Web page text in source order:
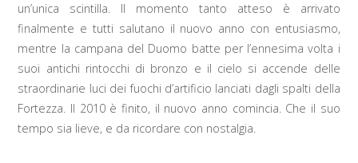
un’unica scintilla. Il momento tanto atteso è arrivato
finalmente e tutti salutano il nuovo anno con entusiasmo,
mentre la campana del Duomo batte per l’ennesima volta i
suoi antichi rintocchi di bronzo e il cielo si accende delle
straordinarie luci dei fuochi d’artificio lanciati dagli spalti della
Fortezza. Il 2010 è finito, il nuovo anno comincia. Che il suo
tempo sia lieve, e da ricordare con nostalgia.